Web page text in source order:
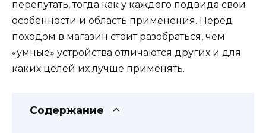
перепутать, тогда как у каждого подвида свои
особенности и область применения. Перед
походом в магазин стоит разобраться, чем
«умные» устройства отличаются других и для
каких целей их лучше применять.
Содержание